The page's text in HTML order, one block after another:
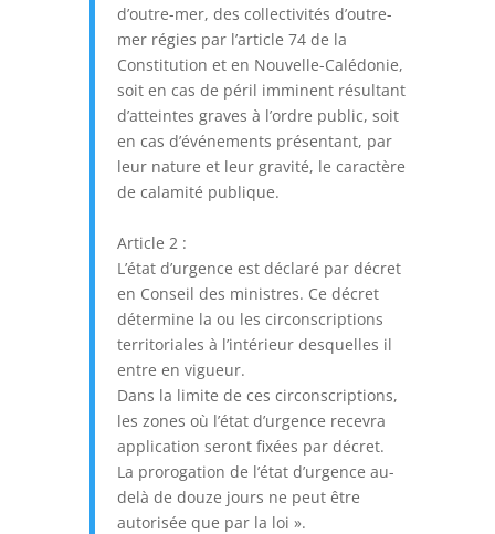
d’outre-mer, des collectivités d’outre-
mer régies par l’article 74 de la
Constitution et en Nouvelle-Calédonie,
soit en cas de péril imminent résultant
d’atteintes graves à l’ordre public, soit
en cas d’événements présentant, par
leur nature et leur gravité, le caractère
de calamité publique.
Article 2 :
L’état d’urgence est déclaré par décret
en Conseil des ministres. Ce décret
détermine la ou les circonscriptions
territoriales à l’intérieur desquelles il
entre en vigueur.
Dans la limite de ces circonscriptions,
les zones où l’état d’urgence recevra
application seront fixées par décret.
La prorogation de l’état d’urgence au-
delà de douze jours ne peut être
autorisée que par la loi ».